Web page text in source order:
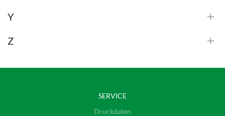
Y
Z
SERVICE
Druckdaten